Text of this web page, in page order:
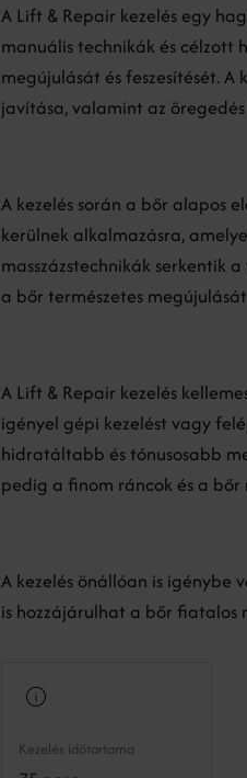
A Lift & Repair kezelés egy
manuális technikák és
megújulását és feszesítését.
javítása, valamint az
A kezelés során a bőr alapos
kerülnek alkalmazásra,
masszázstechnikák serkentik
a bőr természetes
A Lift & Repair kezelés
igényel gépi kezelést vagy
hidratáltabb és tónusosabb
pedig a finom ráncok és a bőr
A kezelés önállóan is igénybe
is hozzájárulhat a bőr fiatalos
Kezelés időtartama